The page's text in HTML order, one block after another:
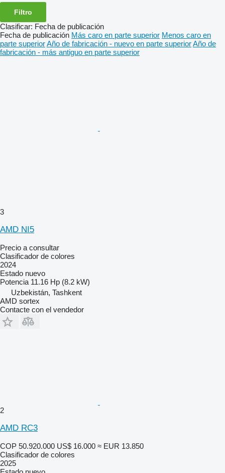
Filtro
Clasificar: Fecha de publicación
Fecha de publicación Más caro en parte superior Menos caro en
parte superiorAño de fabricación - nuevo en parte superiorAño de
fabricación - más antiguo en parte superior
3
AMD NI5
Precio a consultar
Clasificador de colores
2024
Estado nuevo
Potencia 11.16 Hp (8.2 kW)
Uzbekistán, Tashkent
AMD sortex
Contacte con el vendedor
2
AMD RC3
COP 50.920.000 US$ 16.000 ≈ EUR 13.850
Clasificador de colores
2025